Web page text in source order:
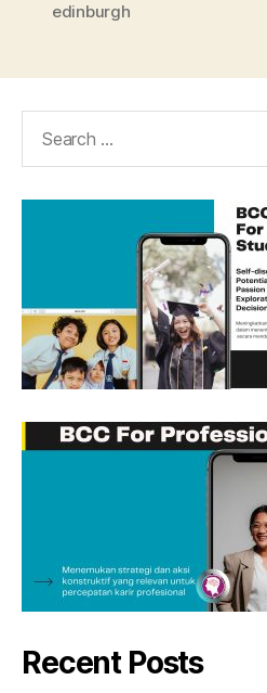
edinburgh
Recent Posts